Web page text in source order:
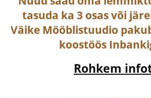
tasuda ka 3 osas või
Väike Mööblistuudio
koostöös
Rohkem